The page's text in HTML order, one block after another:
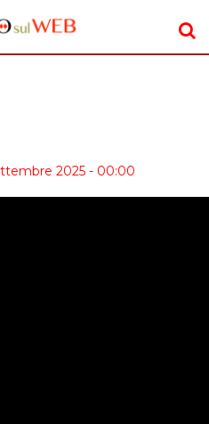
2025 - 00:00